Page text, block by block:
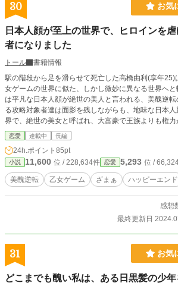
30 お気
日本人顔が至上の世界で、ヒロインを
者になりました
トール
書籍情報
駅の階段から足を滑らせて死亡した高橋由利(享年25)
女ゲームの世界に似た、しかし微妙に異なる世界へと
は平凡な日本人顔が絶世の美人と言われる、美醜逆転
る攻略対象者達は面影を残しながらも、地味な日本人顔にな
界で、絶世の美女と呼ばれ、大富豪で王族よりも権
家の跡取り娘として転生した由利だったが、まさかの悪
し、悪役令嬢のフラグを折る運命の相手(婚約者)が現
詈雑言吐きまくる名も無きブサモブ(由利視点では超絶美形)。 確かこ
ヒロインを虐めたとかでゲームの前半に学校を退学させたら
業しないと貴族とは認められないこの世界で、果たし
ら婚約者を守れるのか!? 良識のある口の悪いモブ(超絶美形)な婚約者と、絶世の
この作品は、『小説家になろう』でも掲載しています
恋愛 連載中 長編
24h.ポイント 85pt
小説 11,600 位 / 228,634件 恋愛 5,293 位 /
美醜逆転 乙女ゲーム ざまぁ ハッピーエンド
感想
最終更新日
31 お気
どこまでも醜い私は、ある日黒髪の少